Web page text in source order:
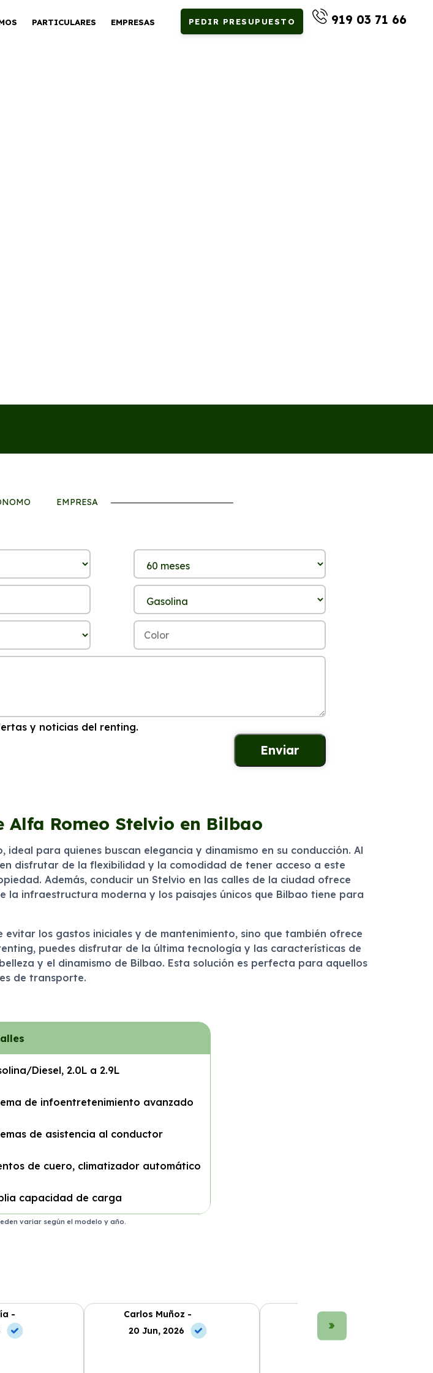
PARTICULARES EMPRESAS PEDIR PRESUPUESTO 919 03 71 66
EMPRESA
y noticias del renting.
Romeo Stelvio en Bilbao
ideal para quienes buscan elegancia y dinamismo en su conducción. Al
disfrutar de la flexibilidad y la comodidad de tener acceso a este
Además, conducir un Stelvio en las calles de la ciudad ofrece
infraestructura moderna y los paisajes únicos que Bilbao tiene para
los gastos iniciales y de mantenimiento, sino que también ofrece
puedes disfrutar de la última tecnología y las características de
y el dinamismo de Bilbao. Esta solución es perfecta para aquellos
de transporte.
Diesel, 2.0L a 2.9L
de infoentretenimiento avanzado
de asistencia al conductor
de cuero, climatizador automático
capacidad de carga
variar según el modelo y año.
-
Carlos Muñoz -
20 Jun, 2026
María López -
10 Jul, 2026